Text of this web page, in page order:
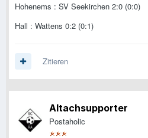
Hohenems : SV Seekirchen 2:0 (0:0)
Hall : Wattens 0:2 (0:1)
Zitieren
Altachsupporter
Postaholic